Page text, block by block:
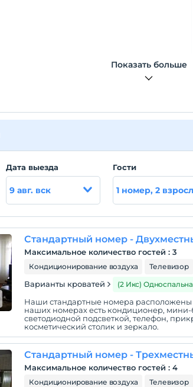
Показать больше
Дата выезда
9 авг. вск
Гости
1 номер, 2
Стандартный номер -
Максимальное количество гостей :3
Кондиционирование воздуха Телевизор
Варианты кроватей (2 Икс)
Наши стандартные номера расположены
наших номерах есть кондиционер, мини-
светодиодной подсветкой, телефон,
косметический столик и зеркало.
Стандартный номер -
Максимальное количество гостей :4
Кондиционирование воздуха Телевизор